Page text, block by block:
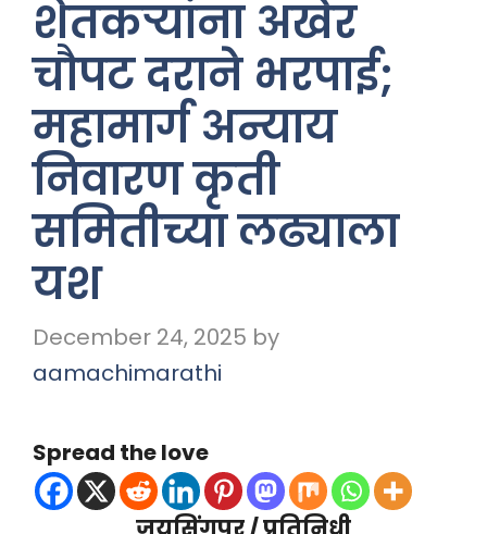
शेतकऱ्यांना अखेर
चौपट दराने भरपाई;
महामार्ग अन्याय
निवारण कृती
समितीच्या लढ्याला
यश
December 24, 2025 by
aamachimarathi
Spread the love